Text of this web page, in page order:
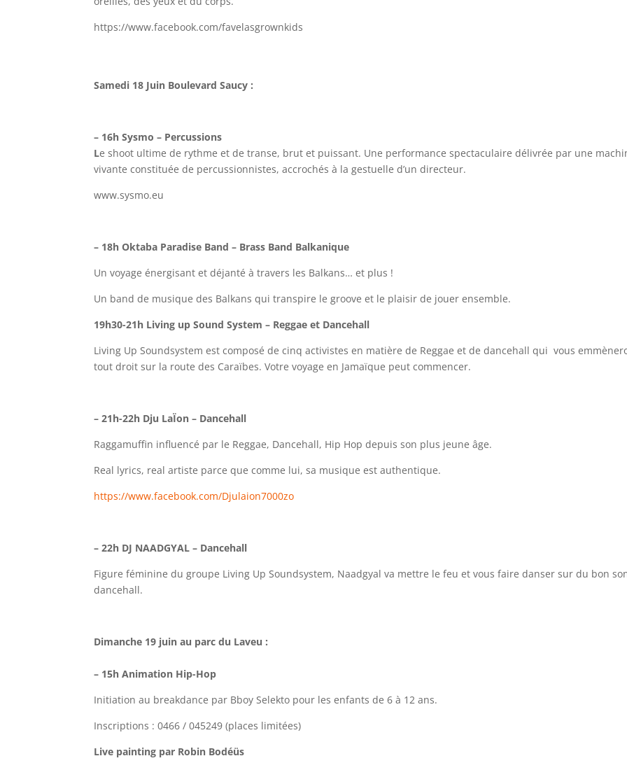
https://www.facebook.com/favelasgrownkids
Samedi 18 Juin Boulevard Saucy :
– 16h Sysmo – Percussions
Le shoot ultime de rythme et de transe, brut et puissant. Une performance spectaculaire délivrée par une
vivante constituée de percussionnistes, accrochés à la gestuelle d’un directeur.
www.sysmo.eu
– 18h Oktaba Paradise Band – Brass Band Balkanique
Un voyage énergisant et déjanté à travers les Balkans… et plus !
Un band de musique des Balkans qui transpire le groove et le plaisir de jouer ensemble.
19h30-21h Living up Sound System – Reggae et Dancehall
Living Up Soundsystem est composé de cinq activistes en matière de Reggae et de dancehall qui vous
tout droit sur la route des Caraïbes. Votre voyage en Jamaïque peut commencer.
– 21h-22h Dju LaÏon – Dancehall
Raggamuffin influencé par le Reggae, Dancehall, Hip Hop depuis son plus jeune âge.
Real lyrics, real artiste parce que comme lui, sa musique est authentique.
https://www.facebook.com/Djulaion7000zo
– 22h DJ NAADGYAL – Dancehall
Figure féminine du groupe Living Up Soundsystem, Naadgyal va mettre le feu et vous faire danser sur du bon
dancehall.
Dimanche 19 juin au parc du Laveu :
– 15h Animation Hip-Hop
Initiation au breakdance par Bboy Selekto pour les enfants de 6 à 12 ans.
Inscriptions : 0466 / 045249 (places limitées)
Live painting par Robin Bodéüs